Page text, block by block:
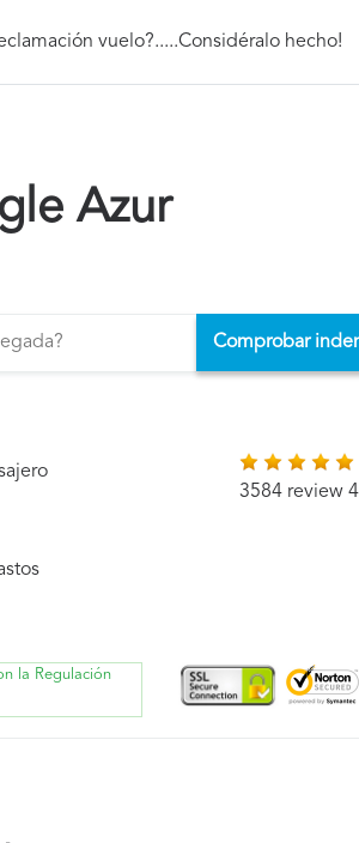
vuelo?.....Considéralo hecho!
Azur
3584 review
la Regulación